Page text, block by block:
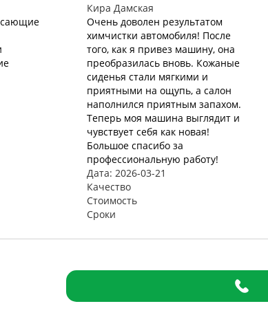
Кира Дамская
Очень доволен результатом
химчистки автомобиля! После
того, как я привез машину, она
преобразилась вновь. Кожаные
сиденья стали мягкими и
приятными на ощупь, а салон
наполнился приятным запахом.
Теперь моя машина выглядит и
чувствует себя как новая!
Большое спасибо за
профессиональную работу!
Дата: 2026-03-21
Качество
Стоимость
Сроки